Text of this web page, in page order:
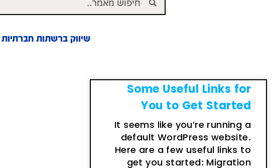
שיווק ברשתות חברתיות
Some Useful Links for
You to Get Started
It seems like you’re running a
default WordPress website.
Here are a few useful links to
get you started: Migration